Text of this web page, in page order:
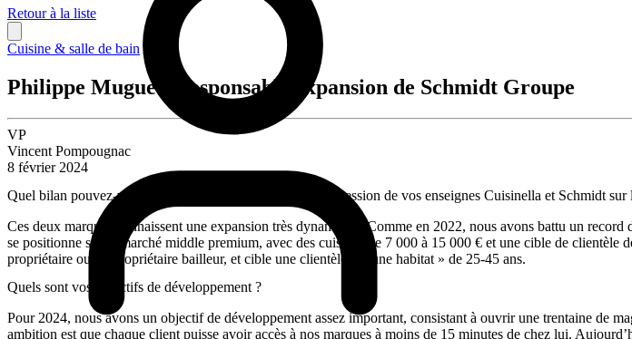
Retour à la liste
Cuisine & salle de bain
Philippe Muguet, Responsable expansion de Schmidt Groupe
VP
Vincent Pompougnac
8 février 2024
Quel bilan pouvez-vous dresser du développement en concession de vos enseignes Cuisinella et Schmidt
Ces deux marques connaissent une expansion très dynamique. Comme en 2022, nous avons battu un
se positionne sur le marché middle premium, avec des cuisines de 7 000 à 15 000 € et une cible de clientèle
propriétaire ou du propriétaire bailleur, et cible une clientèle « jeune habitat » de 25-45 ans.
Quels sont vos objectifs de développement ?
Pour 2024, nous avons un objectif de développement assez important, consistant à ouvrir une trentaine de
ambition est que chaque client puisse avoir accès à nos marques à moins de 15 minutes de chez lui.